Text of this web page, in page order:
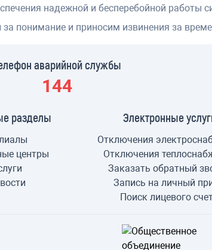
надежной и бесперебойной работы
понимание и приносим извинения за
аварийной службы
144
разделы
центры
Электронные
Отключения
Отключения
Заказать обратный
Запись на личный
Поиск лицевого